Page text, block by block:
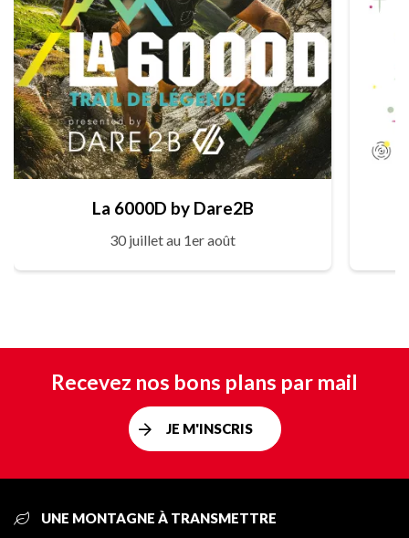
La 6000D by Dare2B
30 juillet au 1er août
Recevez nos bons plans par mail
JE M'INSCRIS
UNE MONTAGNE À TRANSMETTRE